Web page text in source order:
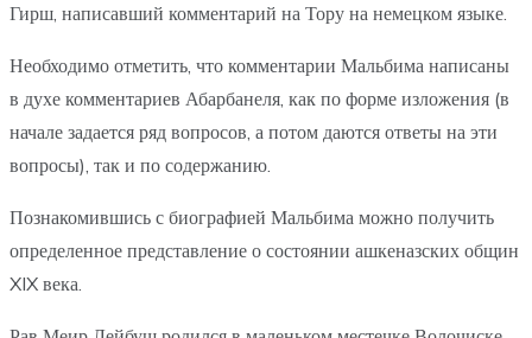
Гирш, написавший комментарий на Тору на немецком языке.
Необходимо отметить, что комментарии Мальбима написаны
в духе комментариев Абарбанеля, как по форме изложения (в
начале задается ряд вопросов, а потом даются ответы на эти
вопросы), так и по содержанию.
Познакомившись с биографией Мальбима можно получить
определенное представление о состоянии ашкеназских общин
XIX века.